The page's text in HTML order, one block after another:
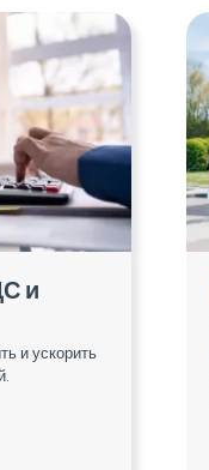
и
и ускорить